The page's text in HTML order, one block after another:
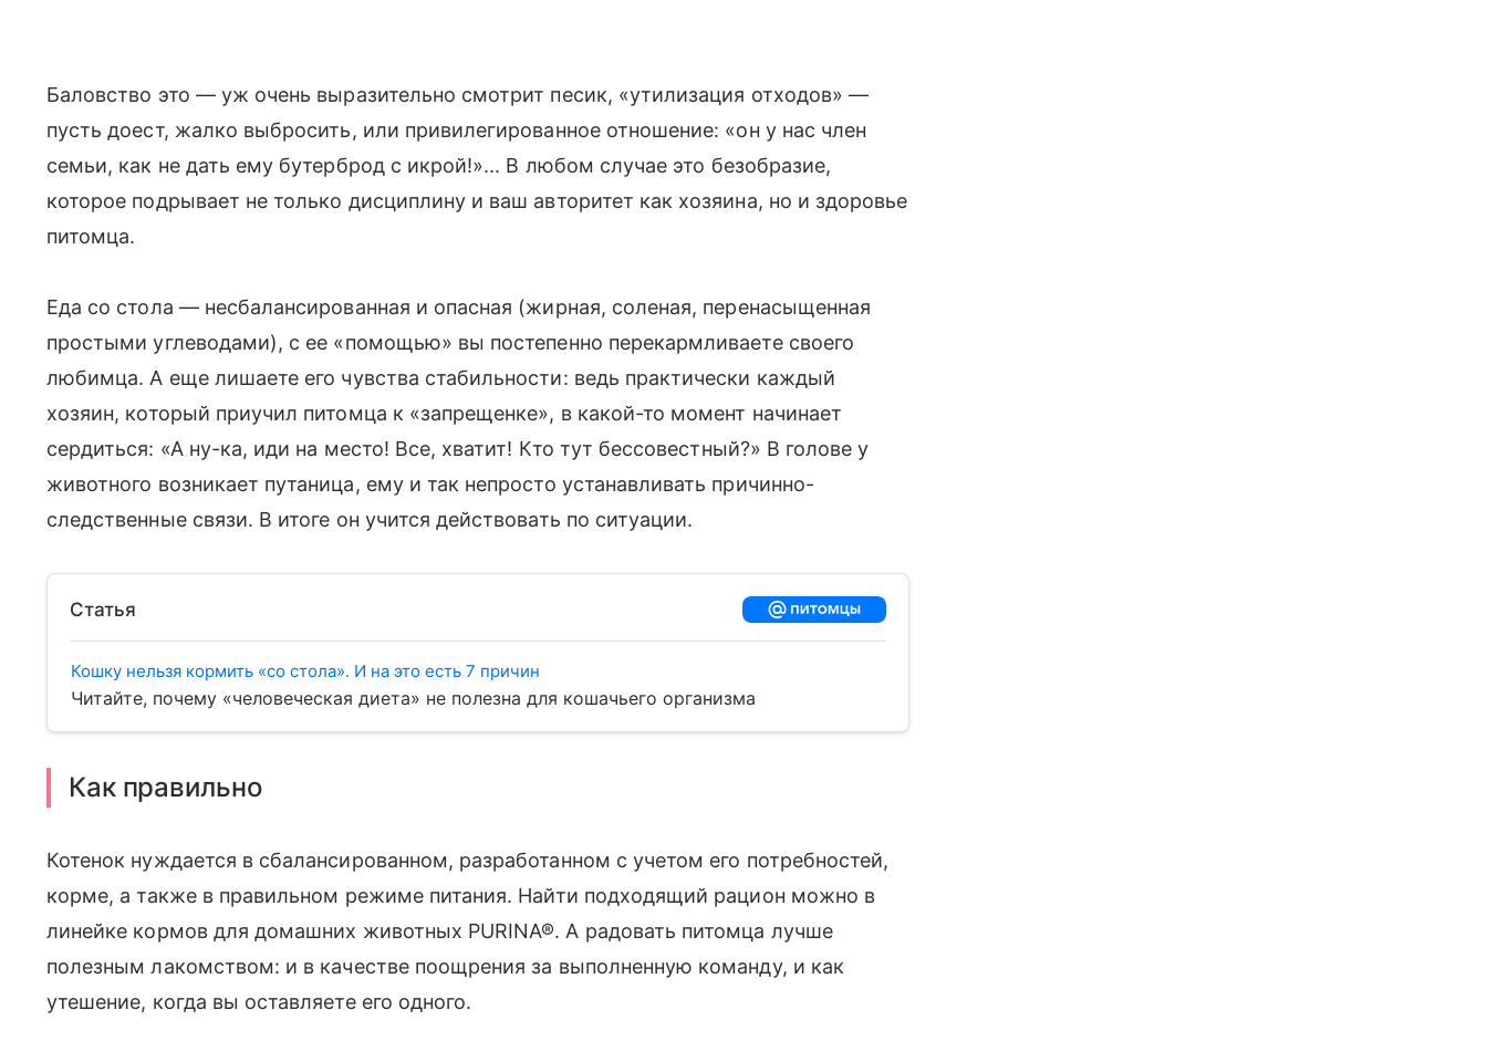
Баловство это — уж очень выразительно смотрит песик, «утилизация отходов» —
пусть доест, жалко выбросить, или привилегированное отношение: «он у нас член
семьи, как не дать ему бутерброд с икрой!»... В любом случае это безобразие,
которое подрывает не только дисциплину и ваш авторитет как хозяина, но и здоровье
питомца.
Еда со стола — несбалансированная и опасная (жирная, соленая, перенасыщенная
простыми углеводами), с ее «помощью» вы постепенно перекармливаете своего
любимца. А еще лишаете его чувства стабильности: ведь практически каждый
хозяин, который приучил питомца к «запрещенке», в какой-то момент начинает
сердиться: «А ну-ка, иди на место! Все, хватит! Кто тут бессовестный?» В голове у
животного возникает путаница, ему и так непросто устанавливать причинно-
следственные связи. В итоге он учится действовать по ситуации.
Статья
Кошку нельзя кормить «со стола». И на это есть 7 причин
Читайте, почему «человеческая диета» не полезна для кошачьего организма
Как правильно
Котенок нуждается в сбалансированном, разработанном с учетом его потребностей,
корме, а также в правильном режиме питания. Найти подходящий рацион можно в
линейке кормов для домашних животных PURINA®. А радовать питомца лучше
полезным лакомством: и в качестве поощрения за выполненную команду, и как
утешение, когда вы оставляете его одного.